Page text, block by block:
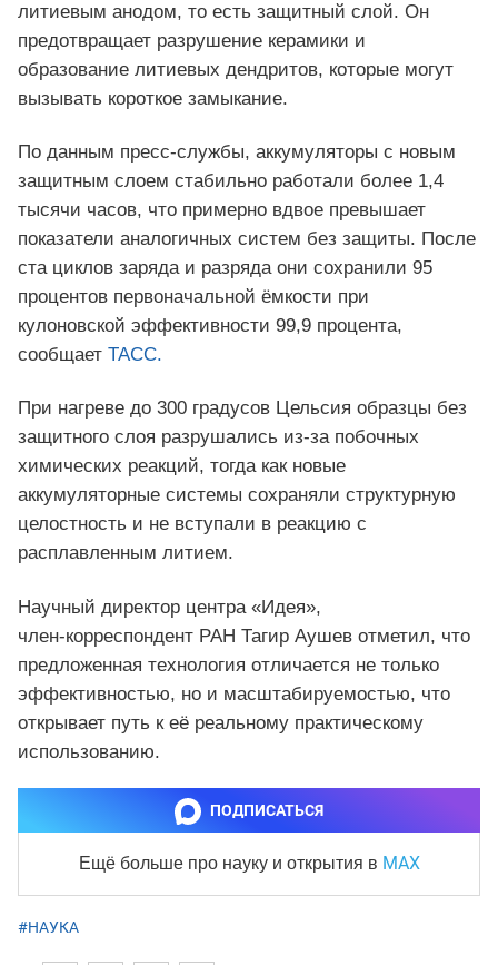
литиевым анодом, то есть защитный слой. Он
предотвращает разрушение керамики и
образование литиевых дендритов, которые могут
вызывать короткое замыкание.
По данным пресс‑службы, аккумуляторы с новым
защитным слоем стабильно работали более 1,4
тысячи часов, что примерно вдвое превышает
показатели аналогичных систем без защиты. После
ста циклов заряда и разряда они сохранили 95
процентов первоначальной ёмкости при
кулоновской эффективности 99,9 процента,
сообщает ТАСС.
При нагреве до 300 градусов Цельсия образцы без
защитного слоя разрушались из‑за побочных
химических реакций, тогда как новые
аккумуляторные системы сохраняли структурную
целостность и не вступали в реакцию с
расплавленным литием.
Научный директор центра «Идея»,
член‑корреспондент РАН Тагир Аушев отметил, что
предложенная технология отличается не только
эффективностью, но и масштабируемостью, что
открывает путь к её реальному практическому
использованию.
ПОДПИСАТЬСЯ
Ещё больше про науку и открытия в MAX
#НАУКА